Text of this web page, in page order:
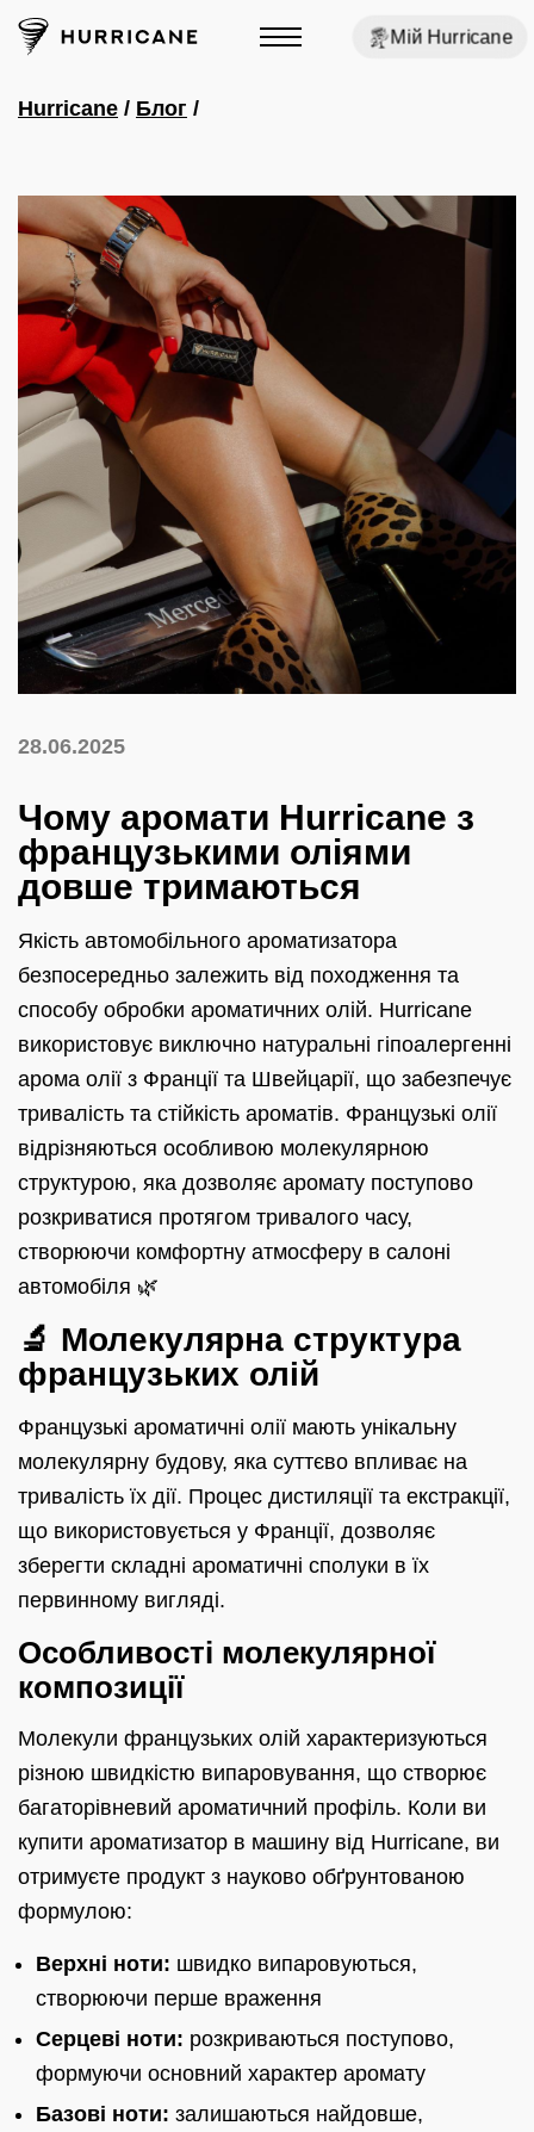
Мій Hurricane
Hurricane / Блог /
28.06.2025
Чому аромати Hurricane з
французькими оліями
довше тримаються
Якість автомобільного ароматизатора
безпосередньо залежить від походження та
способу обробки ароматичних олій. Hurricane
використовує виключно натуральні гіпоалергенні
арома олії з Франції та Швейцарії, що забезпечує
тривалість та стійкість ароматів. Французькі олії
відрізняються особливою молекулярною
структурою, яка дозволяє аромату поступово
розкриватися протягом тривалого часу,
створюючи комфортну атмосферу в салоні
автомобіля 🌿
🔬 Молекулярна структура
французьких олій
Французькі ароматичні олії мають унікальну
молекулярну будову, яка суттєво впливає на
тривалість їх дії. Процес дистиляції та екстракції,
що використовується у Франції, дозволяє
зберегти складні ароматичні сполуки в їх
первинному вигляді.
Особливості молекулярної
композиції
Молекули французьких олій характеризуються
різною швидкістю випаровування, що створює
багаторівневий ароматичний профіль. Коли ви
купити ароматизатор в машину від Hurricane, ви
отримуєте продукт з науково обґрунтованою
формулою:
Верхні ноти: швидко випаровуються,
створюючи перше враження
Серцеві ноти: розкриваються поступово,
формуючи основний характер аромату
Базові ноти: залишаються найдовше,